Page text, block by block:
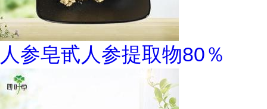
人参皂甙人参提取物80％